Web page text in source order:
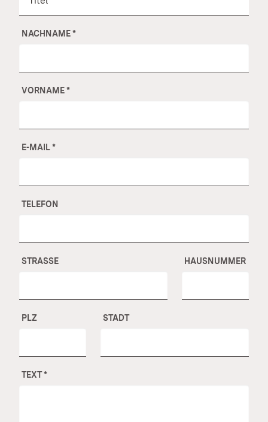
NACHNAME*
VORNAME*
E-MAIL*
TELEFON
STRASSE HAUSNUMMER
PLZ STADT
TEXT*